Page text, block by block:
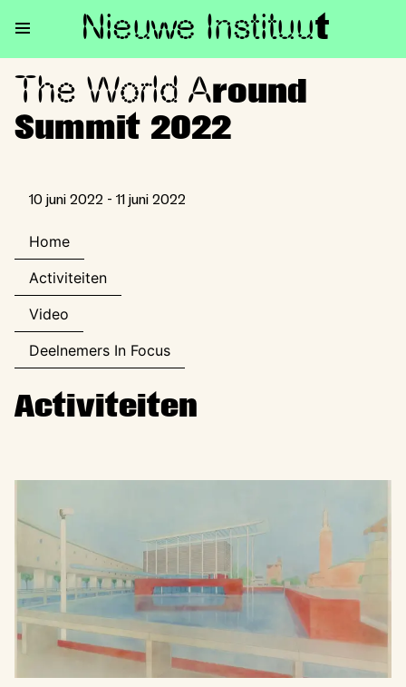
Nieuwe Instituut
The World Around Summit
The World Around
Summit 2022
10 juni 2022 - 11 juni 2022
Home
Activiteiten
Video
Deelnemers In Focus
Activiteiten